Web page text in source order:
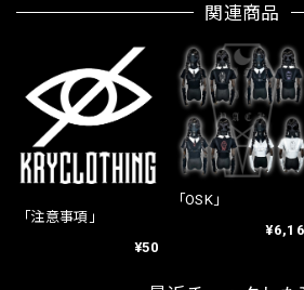
関連商品
「注意事項」
¥50
「OSK」